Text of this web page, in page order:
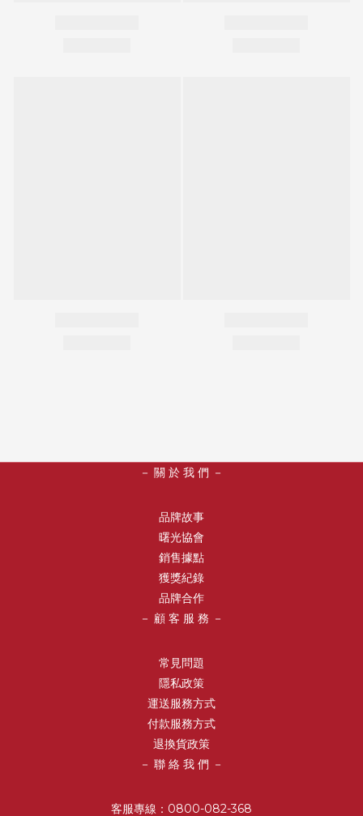
－ 關 於 我 們 －
品牌故事
曙光協會
銷售據點
獲獎紀錄
品牌合作
－ 顧 客 服 務 －
常見問題
隱私政策
運送服務方式
付款服務方式
退換貨政策
－ 聯 絡 我 們 －
客服專線：0800-082-368